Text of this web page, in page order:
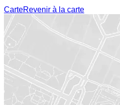
CarteRevenir à la carte